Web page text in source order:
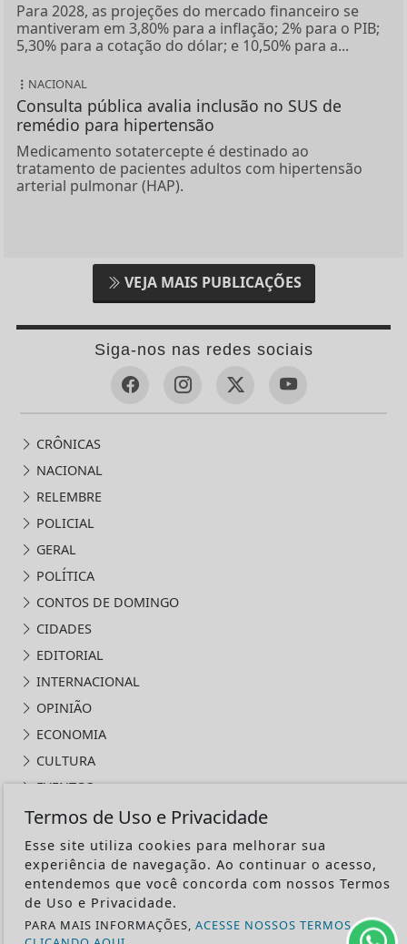
Para 2028, as projeções do mercado financeiro se
mantiveram em 3,80% para a inflação; 2% para o PIB;
5,30% para a cotação do dólar; e 10,50% para a...
NACIONAL
Consulta pública avalia inclusão no SUS de
remédio para hipertensão
Medicamento sotatercepte é destinado ao
tratamento de pacientes adultos com hipertensão
arterial pulmonar (HAP).
VEJA MAIS PUBLICAÇÕES
Siga-nos nas redes sociais
CRÔNICAS
NACIONAL
RELEMBRE
POLICIAL
GERAL
POLÍTICA
CONTOS DE DOMINGO
CIDADES
EDITORIAL
INTERNACIONAL
OPINIÃO
ECONOMIA
CULTURA
EVENTOS
RELIGIÃO
TECNOLOGIA
MEIO AMBIENTE
ESPORTE
CÂMARA DOS DEPUTADOS
Termos de Uso e Privacidade
Esse site utiliza cookies para melhorar sua
experiência de navegação. Ao continuar o acesso,
entendemos que você concorda com nossos Termos
de Uso e Privacidade.
PARA MAIS INFORMAÇÕES, ACESSE NOSSOS TERMOS